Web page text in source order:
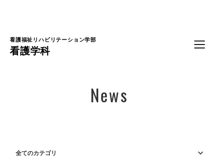
看護福祉リハビリテーション学部
看護学科
News
全てのカテゴリ